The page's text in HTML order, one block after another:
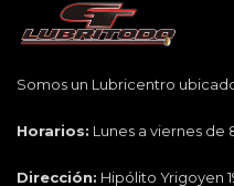
Somos un Lubricentro
Horarios: Lunes a viernes de
Dirección: Hipólito Yrigoyen